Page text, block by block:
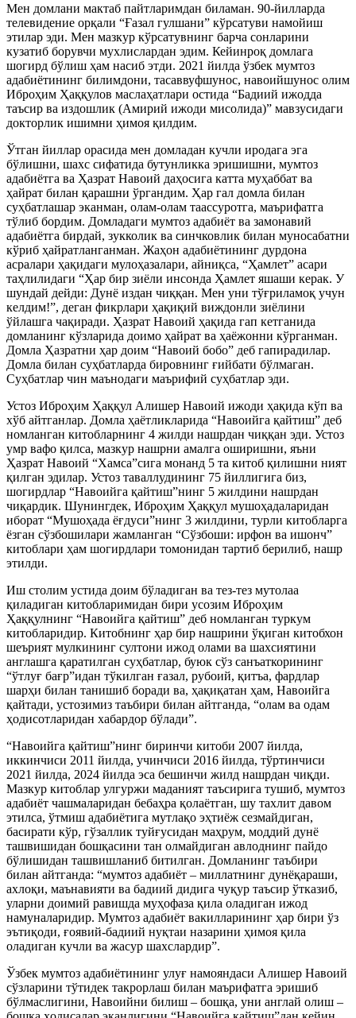
Мен домлани мактаб пайтларимдан биламан. 90-йилларда
телевидение орқали “Ғазал гулшани” кўрсатуви намойиш
этилар эди. Мен мазкур кўрсатувнинг барча сонларини
кузатиб борувчи мухлислардан эдим. Кейинроқ домлага
шогирд бўлиш ҳам насиб этди. 2021 йилда ўзбек мумтоз
адабиётининг билимдони, тасаввуфшунос, навоийшунос олим
Иброҳим Ҳаққулов маслаҳатлари остида “Бадиий ижодда
таъсир ва издошлик (Амирий ижоди мисолида)” мавзусидаги
докторлик ишимни ҳимоя қилдим.
Ўтган йиллар орасида мен домладан кучли иродага эга
бўлишни, шахс сифатида бутунликка эришишни, мумтоз
адабиётга ва Ҳазрат Навоий даҳосига катта муҳаббат ва
ҳайрат билан қарашни ўргандим. Ҳар гал домла билан
суҳбатлашар эканман, олам-олам таассуротга, маърифатга
тўлиб бордим. Домладаги мумтоз адабиёт ва замонавий
адабиётга бирдай, зукколик ва синчковлик билан муносабатни
кўриб ҳайратланганман. Жаҳон адабиётининг дурдона
асралари ҳақидаги мулоҳазалари, айниқса, “Ҳамлет” асари
таҳлилидаги “Ҳар бир зиёли инсонда Ҳамлет яшаши керак. У
шундай дейди: Дунё издан чиққан. Мен уни тўғриламоқ учун
келдим!”, деган фикрлари ҳақиқий виждонли зиёлини
ўйлашга чақиради. Ҳазрат Навоий ҳақида гап кетганида
домланинг кўзларида доимо ҳайрат ва ҳаёжонни кўрганман.
Домла Ҳазратни ҳар доим “Навоий бобо” деб гапирадилар.
Домла билан суҳбатларда бировнинг ғийбати бўлмаган.
Суҳбатлар чин маънодаги маърифий суҳбатлар эди.
Устоз Иброҳим Ҳаққул Алишер Навоий ижоди ҳақида кўп ва
хўб айтганлар. Домла ҳаётликларида “Навоийга қайтиш” деб
номланган китобларнинг 4 жилди нашрдан чиққан эди. Устоз
умр вафо қилса, мазкур нашрни амалга оширишни, яъни
Ҳазрат Навоий “Хамса”сига монанд 5 та китоб қилишни ният
қилган эдилар. Устоз таваллудининг 75 йиллигига биз,
шогирдлар “Навоийга қайтиш”нинг 5 жилдини нашрдан
чиқардик. Шунингдек, Иброҳим Ҳаққул мушоҳадаларидан
иборат “Мушоҳада ёғдуси”нинг 3 жилдини, турли китобларга
ёзган сўзбошилари жамланган “Сўзбоши: ирфон ва ишонч”
китоблари ҳам шогирдлари томонидан тартиб берилиб, нашр
этилди.
Иш столим устида доим бўладиган ва тез-тез мутолаа
қиладиган китобларимидан бири усозим Иброҳим
Ҳаққулнинг “Навоийга қайтиш” деб номланган туркум
китобларидир. Китобнинг ҳар бир нашрини ўқиган китобхон
шеърият мулкининг султони ижод олами ва шахсиятини
англашга қаратилган суҳбатлар, буюк сўз санъаткорининг
“ўтлуғ бағр”идан тўкилган ғазал, рубоий, қитъа, фардлар
шарҳи билан танишиб боради ва, ҳақиқатан ҳам, Навоийга
қайтади, устозимиз таъбири билан айтганда, “олам ва одам
ҳодисотларидан хабардор бўлади”.
“Навоийга қайтиш”нинг биринчи китоби 2007 йилда,
иккинчиси 2011 йилда, учинчиси 2016 йилда, тўртинчиси
2021 йилда, 2024 йилда эса бешинчи жилд нашрдан чиқди.
Мазкур китоблар улгуржи маданият таъсирига тушиб, мумтоз
адабиёт чашмаларидан бебаҳра қолаётган, шу тахлит давом
этилса, ўтмиш адабиётига мутлақо эҳтиёж сезмайдиган,
басирати кўр, гўзаллик туйғусидан маҳрум, моддий дунё
ташвишидан бошқасини тан олмайдиган авлоднинг пайдо
бўлишидан ташвишланиб битилган. Домланинг таъбири
билан айтганда: “мумтоз адабиёт – миллатнинг дунёқараши,
ахлоқи, маънавияти ва бадиий дидига чуқур таъсир ўтказиб,
уларни доимий равишда муҳофаза қила оладиган ижод
намуналаридир. Мумтоз адабиёт вакилларининг ҳар бири ўз
эътиқоди, ғоявий-бадиий нуқтаи назарини ҳимоя қила
оладиган кучли ва жасур шахслардир”.
Ўзбек мумтоз адабиётининг улуғ намояндаси Алишер Навоий
сўзларини тўтидек такрорлаш билан маърифатга эришиб
бўлмаслигини, Навоийни билиш – бошқа, уни англай олиш –